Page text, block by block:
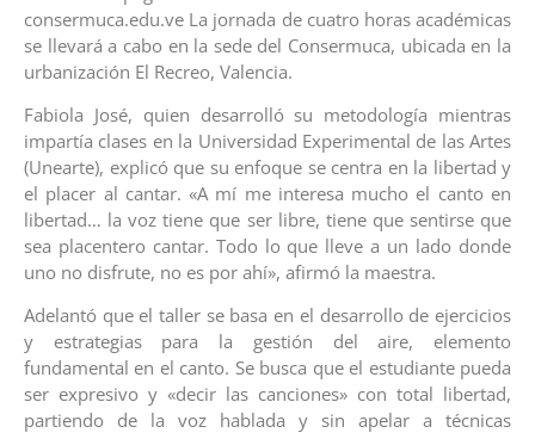
consermuca.edu.ve La jornada de cuatro horas académicas
se llevará a cabo en la sede del Consermuca, ubicada en la
urbanización El Recreo, Valencia.
​Fabiola José, quien desarrolló su metodología mientras
impartía clases en la Universidad Experimental de las Artes
(Unearte), explicó que su enfoque se centra en la libertad y
el placer al cantar. «A mí me interesa mucho el canto en
libertad… la voz tiene que ser libre, tiene que sentirse que
sea placentero cantar. Todo lo que lleve a un lado donde
uno no disfrute, no es por ahí», afirmó la maestra.
Adelantó que el taller se basa en el desarrollo de ejercicios
y estrategias para la gestión del aire, elemento
fundamental en el canto. Se busca que el estudiante pueda
ser expresivo y «decir las canciones» con total libertad,
partiendo de la voz hablada y sin apelar a técnicas